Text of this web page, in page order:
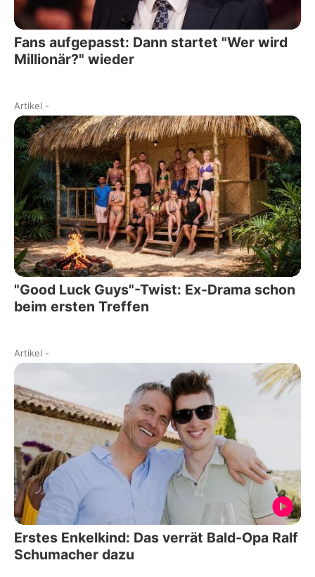
Fans aufgepasst: Dann startet "Wer wird
Millionär?" wieder
Artikel -
"Good Luck Guys"-Twist: Ex-Drama schon
beim ersten Treffen
Artikel -
Erstes Enkelkind: Das verrät Bald-Opa Ralf
Schumacher dazu